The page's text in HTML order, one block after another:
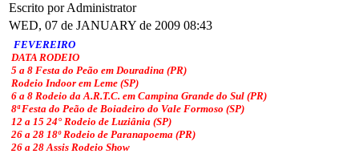
Escrito por Administrator
WED, 07 de JANUARY de 2009 08:43
FEVEREIRO
DATA RODEIO
5 a 8 Festa do Peão em Douradina (PR)
Rodeio Indoor em Leme (SP)
6 a 8 Rodeio da A.R.T.C. em Campina Grande do Sul (PR)
8ª Festa do Peão de Boiadeiro do Vale Formoso (SP)
12 a 15 24° Rodeio de Luziânia (SP)
26 a 28 18º Rodeio de Paranapoema (PR)
26 a 28 Assis Rodeio Show